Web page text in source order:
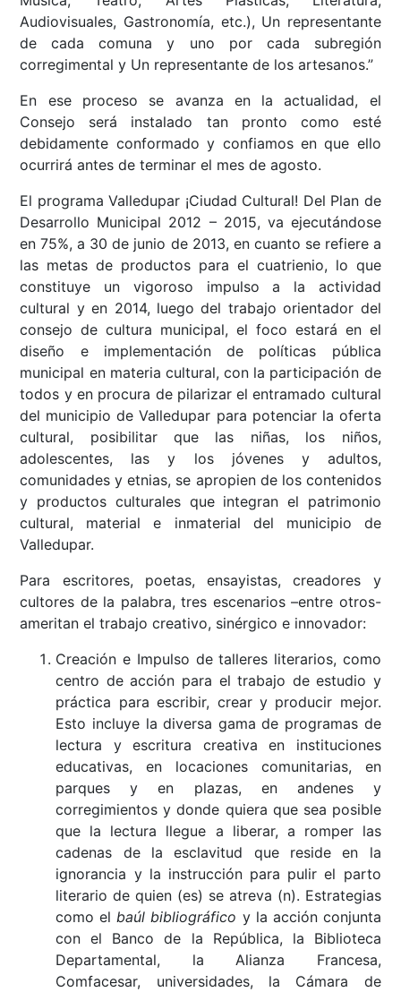
Audiovisuales, Gastronomía, etc.), Un representante
de cada comuna y uno por cada subregión
corregimental y Un representante de los artesanos.”
En ese proceso se avanza en la actualidad, el
Consejo será instalado tan pronto como esté
debidamente conformado y confiamos en que ello
ocurrirá antes de terminar el mes de agosto.
El programa Valledupar ¡Ciudad Cultural! Del Plan de
Desarrollo Municipal 2012 – 2015, va ejecutándose
en 75%, a 30 de junio de 2013, en cuanto se refiere a
las metas de productos para el cuatrienio, lo que
constituye un vigoroso impulso a la actividad
cultural y en 2014, luego del trabajo orientador del
consejo de cultura municipal, el foco estará en el
diseño e implementación de políticas pública
municipal en materia cultural, con la participación de
todos y en procura de pilarizar el entramado cultural
del municipio de Valledupar para potenciar la oferta
cultural, posibilitar que las niñas, los niños,
adolescentes, las y los jóvenes y adultos,
comunidades y etnias, se apropien de los contenidos
y productos culturales que integran el patrimonio
cultural, material e inmaterial del municipio de
Valledupar.
Para escritores, poetas, ensayistas, creadores y
cultores de la palabra, tres escenarios –entre otros-
ameritan el trabajo creativo, sinérgico e innovador:
Creación e Impulso de talleres literarios, como
centro de acción para el trabajo de estudio y
práctica para escribir, crear y producir mejor.
Esto incluye la diversa gama de programas de
lectura y escritura creativa en instituciones
educativas, en locaciones comunitarias, en
parques y en plazas, en andenes y
corregimientos y donde quiera que sea posible
que la lectura llegue a liberar, a romper las
cadenas de la esclavitud que reside en la
ignorancia y la instrucción para pulir el parto
literario de quien (es) se atreva (n). Estrategias
como el baúl bibliográfico y la acción conjunta
con el Banco de la República, la Biblioteca
Departamental, la Alianza Francesa,
Comfacesar, universidades, la Cámara de